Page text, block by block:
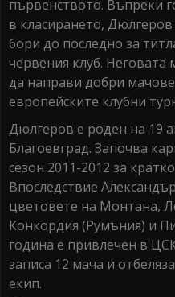
първенството. Въпреки
в класирането,
бори до последно за
червения клуб.
да направи добри
европейските клубни
Дюлгеров е роден на 19
Благоевград. Започва
сезон 2011-2012 за
Впоследствие
цветовете на Монтана,
Конкордия (Румъния) и
година е привлечен в
записа 12 мача и
екип.